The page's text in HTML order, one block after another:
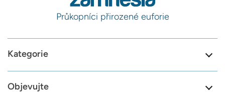
Průkopníci přirozené euforie
Kategorie
Objevujte